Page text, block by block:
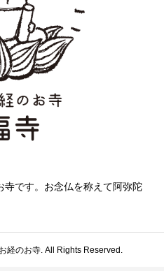
です。お念仏を称えて阿弥陀
経のお寺. All Rights Reserved.